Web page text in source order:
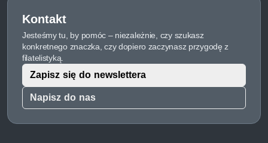
Kontakt
Jesteśmy tu, by pomóc – niezależnie, czy szukasz
konkretnego znaczka, czy dopiero zaczynasz przygodę z
filatelistyką.
Napisz do nas
Zapisz się do newslettera